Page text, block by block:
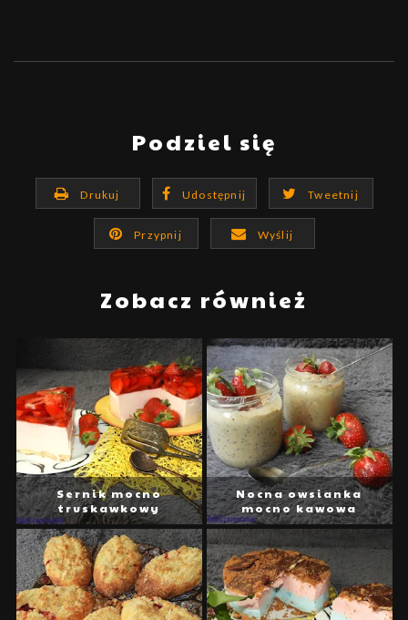
Podziel się
Drukuj Udostępnij Tweetnij
Przypnij Wyślij
Zobacz również
Sernik mocno
truskawkowy
Nocna owsianka
mocno kawowa